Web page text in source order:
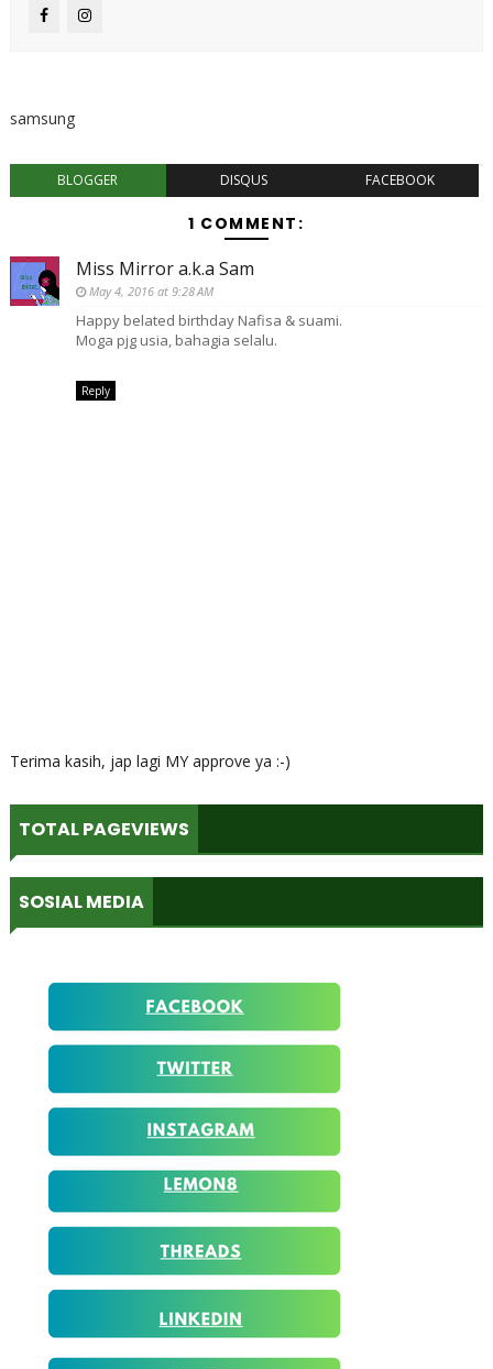
samsung
BLOGGER DISQUS FACEBOOK
1 COMMENT:
Miss Mirror a.k.a Sam
May 4, 2016 at 9:28 AM
Happy belated birthday Nafisa & suami.
Moga pjg usia, bahagia selalu.
Reply
Terima kasih, jap lagi MY approve ya :-)
TOTAL PAGEVIEWS
SOSIAL MEDIA